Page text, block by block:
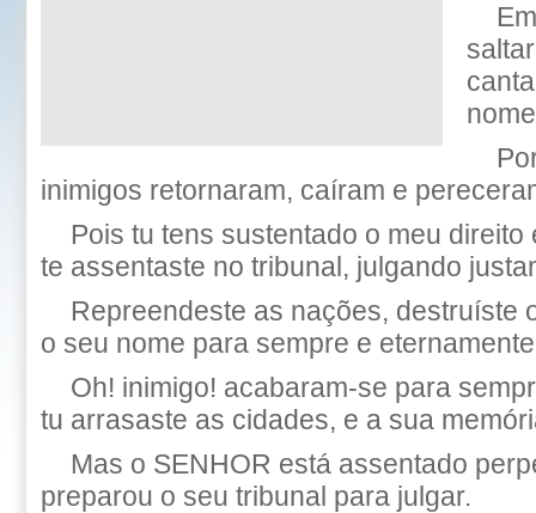
inimigos retornaram, caíram e
Pois tu tens sustentado o meu direito
te assentaste no tribunal, julgando
Repreendeste as nações, destruíste
o seu nome para sempre e
Oh! inimigo! acabaram-se para
tu arrasaste as cidades, e a sua
Mas o SENHOR está assentado
preparou o seu tribunal para julgar.